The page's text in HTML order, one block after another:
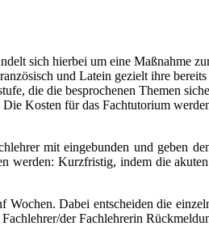
sich hierbei um eine Maßnahme
und Latein gezielt ihre
die die besprochenen Themen
Kosten für das Fachtutorium
mit eingebunden und geben
Kurzfristig, indem die
Dabei entscheiden die
der Fachlehrerin